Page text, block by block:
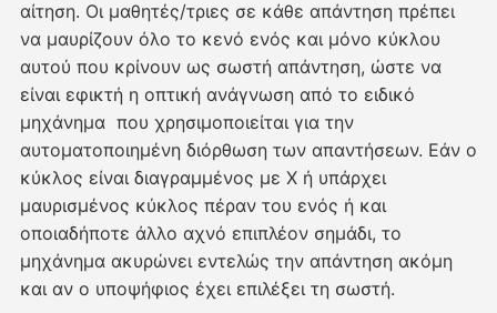
αίτηση. Οι μαθητές/τριες σε κάθε απάντηση πρέπει
να μαυρίζουν όλο το κενό ενός και μόνο κύκλου
αυτού που κρίνουν ως σωστή απάντηση, ώστε να
είναι εφικτή η οπτική ανάγνωση από το ειδικό
μηχάνημα που χρησιμοποιείται για την
αυτοματοποιημένη διόρθωση των απαντήσεων. Εάν ο
κύκλος είναι διαγραμμένος με Χ ή υπάρχει
μαυρισμένος κύκλος πέραν του ενός ή και
οποιαδήποτε άλλο αχνό επιπλέον σημάδι, το
μηχάνημα ακυρώνει εντελώς την απάντηση ακόμη
και αν ο υποψήφιος έχει επιλέξει τη σωστή.